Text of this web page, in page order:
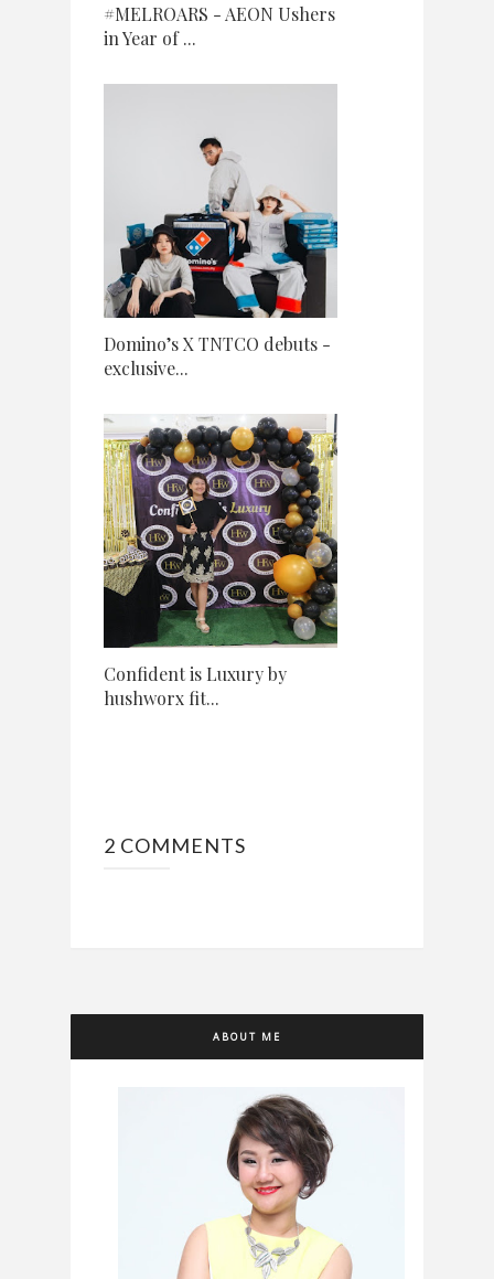
#MELROARS - AEON Ushers
in Year of ...
Domino’s X TNTCO debuts -
exclusive...
Confident is Luxury by
hushworx fit...
2 COMMENTS
ABOUT ME